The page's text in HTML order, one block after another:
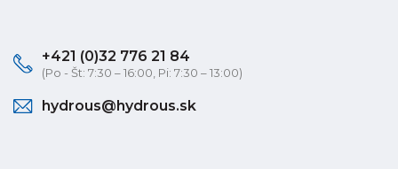
+421 (0)32 776 21 84
(Po - Št: 7:30 – 16:00, Pi: 7:30 – 13:00)
hydrous@hydrous.sk